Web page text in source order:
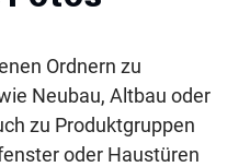
Ordnern zu
Neubau, Altbau oder
zu Produktgruppen
oder Haustüren